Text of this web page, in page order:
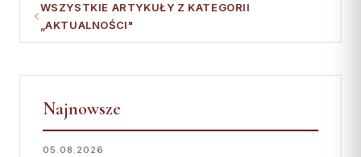
WSZYSTKIE ARTYKUŁY Z KATEGORII
„AKTUALNOŚCI"
Najnowsze
05.08.2026